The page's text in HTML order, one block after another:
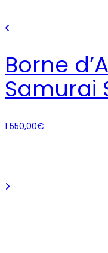
Borne
Samurai
1 550,00€